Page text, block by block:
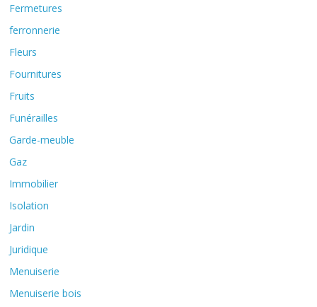
Fermetures
ferronnerie
Fleurs
Fournitures
Fruits
Funérailles
Garde-meuble
Gaz
Immobilier
Isolation
Jardin
Juridique
Menuiserie
Menuiserie bois